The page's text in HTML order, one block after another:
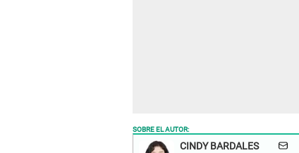
SOBRE EL AUTOR:
CINDY BARDALES